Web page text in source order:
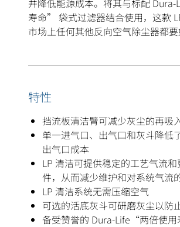
并降低能源成本。将其与标配
寿命” 袋式过滤器结合使用，这款
市场上任何其他反向空气除尘器都要
特性
挡流板清洁臂可减少灰尘的再吸
单一进气口、出气口和灰斗降低
出气口成本
LP 清洁可提供稳定的工艺气流
件，从而减少维护和对系统气流
LP 清洁系统无需压缩空气
可选的活底灰斗可研磨灰尘以防
备受赞誉的 Dura-Life“两倍使